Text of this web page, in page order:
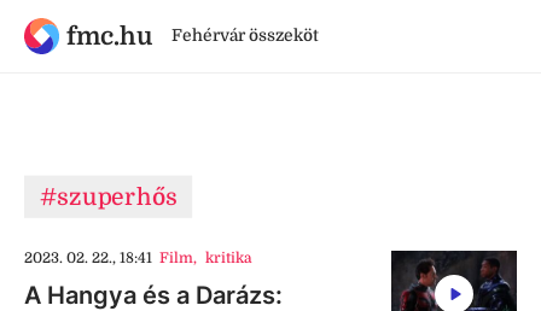
fmc.hu Fehérvár összeköt
#szuperhős
2023. 02. 22., 18:41 Film, kritika
A Hangya és a Darázs: